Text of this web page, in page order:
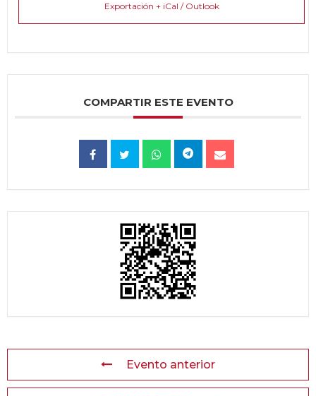
Exportación + iCal / Outlook
COMPARTIR ESTE EVENTO
Evento anterior